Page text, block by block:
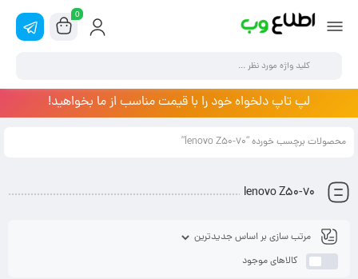
0
لپ تاپ دلخواه خود را با قیمت مناسب از ما بخواهید!
محصولات برچسب خورده “lenovo Z50-70”
lenovo Z50-70
کالاهای موجود